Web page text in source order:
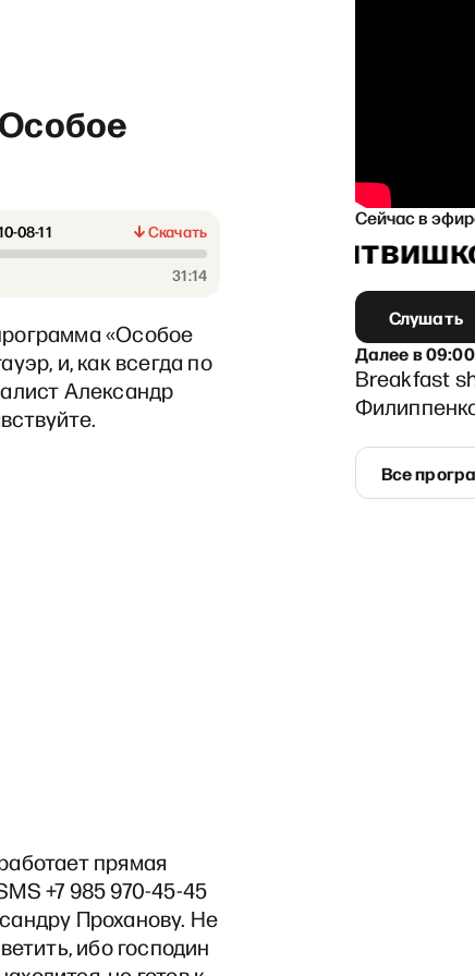
08-11
Скачать
31:14
«Особое
и, как всегда по
Александр
прямая
+7 985 970-45-45
Проханову. Не
ибо господин
Сейчас в
и Дашей Литвишко
Слушать
Далеев09:00
Breakfast
Все